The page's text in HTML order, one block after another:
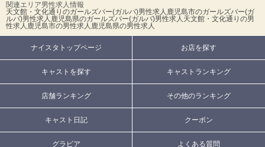
関連エリア男性求人情報
天文館・文化通りのガールズバー(ガルバ)男性求人 鹿児島市のガールズバー(ガ
ルバ)男性求人 鹿児島県のガールズバー(ガルバ)男性求人 天文館・文化通りの男
性求人 鹿児島市の男性求人 鹿児島県の男性求人
ナイスタトップページ お店を探す
キャストを探す キャストランキング
店舗ランキング その他のランキング
キャスト日記 クーポン
グラビア よくある質問